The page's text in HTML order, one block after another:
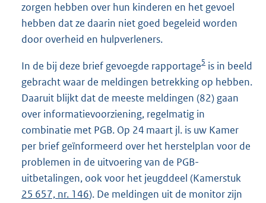
zorgen hebben over hun kinderen en het gevoel
hebben dat ze daarin niet goed begeleid worden
door overheid en hulpverleners.
In de bij deze brief gevoegde rapportage5 is in beeld
gebracht waar de meldingen betrekking op hebben.
Daaruit blijkt dat de meeste meldingen (82) gaan
over informatievoorziening, regelmatig in
combinatie met PGB. Op 24 maart jl. is uw Kamer
per brief geïnformeerd over het herstelplan voor de
problemen in de uitvoering van de PGB-
uitbetalingen, ook voor het jeugddeel (Kamerstuk
25 657, nr. 146). De meldingen uit de monitor zijn